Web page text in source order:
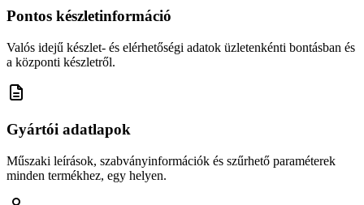
Pontos készletinformáció
Valós idejű készlet- és elérhetőségi adatok üzletenkénti bontásban és
a központi készletről.
Gyártói adatlapok
Műszaki leírások, szabványinformációk és szűrhető paraméterek
minden termékhez, egy helyen.